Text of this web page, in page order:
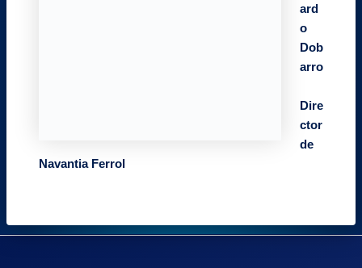
ard
o
Dob
arro
Dire
ctor
de
Navantia Ferrol